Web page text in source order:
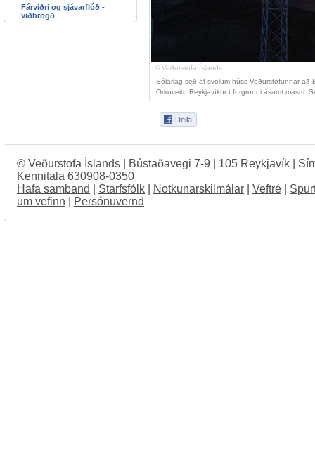
© Veðurstofa Íslands
Sólarlag séð af svölum húss Veðurstofunnar
Orkuveitu Reykjavíkur í forgrunni ásamt mastri.
Fárviðri og sjávarflóð -
viðbrögð
© Veðurstofa Íslands | Bústaðavegi 7-9 | 105 Reykjavík |
Kennitala 630908-0350
Hafa samband
Starfsfólk Notkunarskilmálar Veftré
um vefinn
Persónuvernd